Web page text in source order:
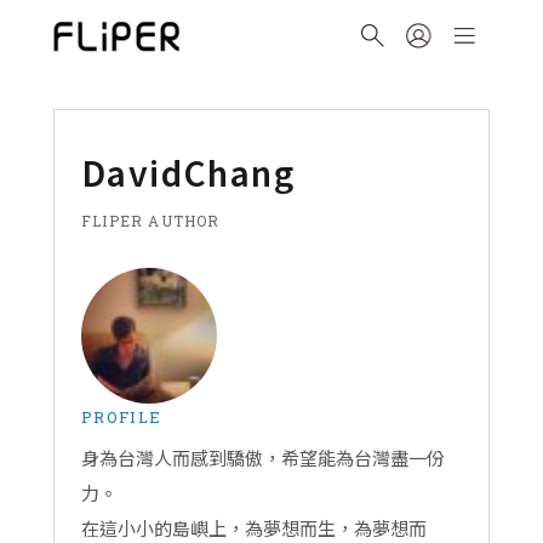
DavidChang
FLIPER AUTHOR
PROFILE
身為台灣人而感到驕傲，希望能為台灣盡一份
力。
在這小小的島嶼上，為夢想而生，為夢想而